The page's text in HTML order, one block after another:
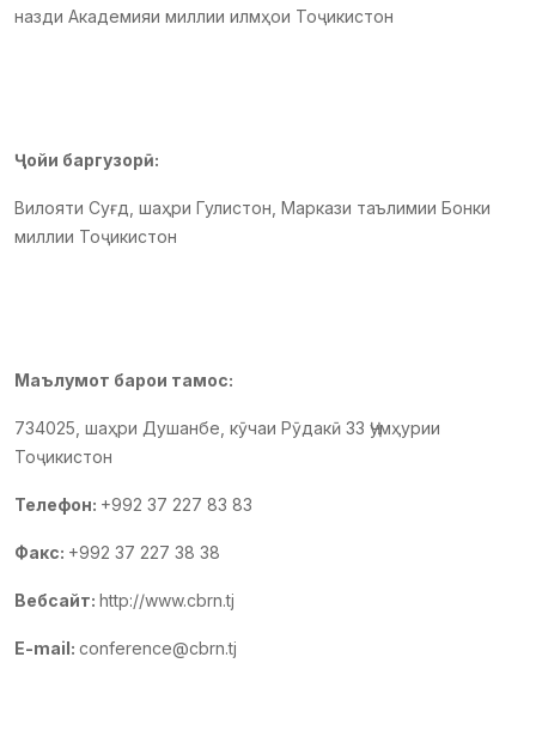
назди Академияи миллии илмҳои Тоҷикистон
Ҷойи баргузорӣ:
Вилояти Суғд, шаҳри Гулистон, Маркази таълимии Бонки
миллии Тоҷикистон
Маълумот барои тамос:
734025, шаҳри Душанбе, кӯчаи Рӯдакӣ 33 Ҷумҳурии
Тоҷикистон
Телефон: +992 37 227 83 83
Факс: +992 37 227 38 38
Вебсайт: http://www.cbrn.tj
E-mail: conference@cbrn.tj